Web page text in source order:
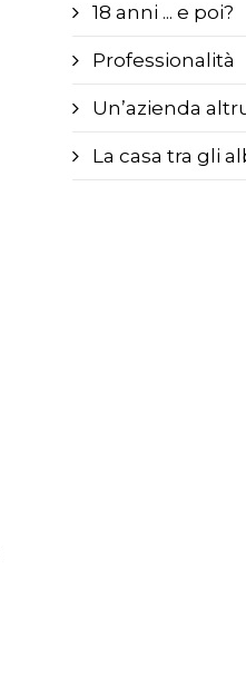
18 anni ... e poi?
Professionalità
Un’azienda
La casa tra gli